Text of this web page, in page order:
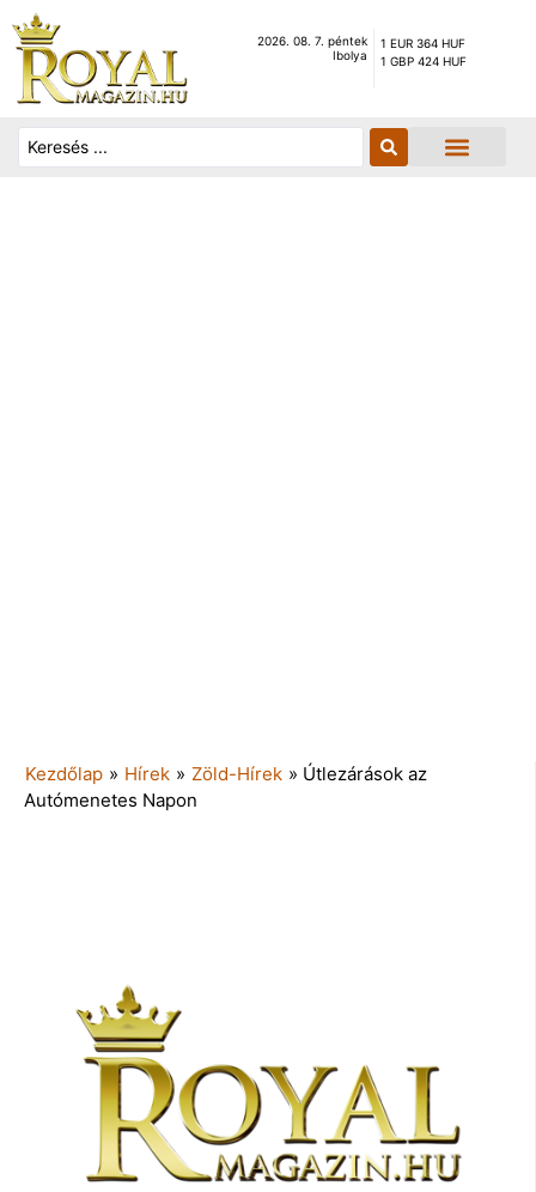
2026. 08. 7. péntek
Ibolya
1 EUR 364 HUF
1 GBP 424 HUF
Kezdőlap » Hírek » Zöld-Hírek » Útlezárások az
Autómenetes Napon